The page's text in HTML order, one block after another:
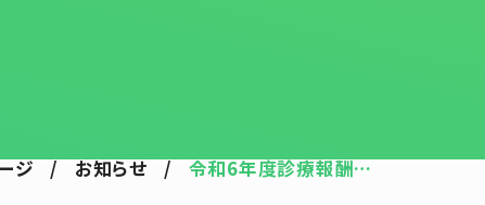
ジ / お知らせ / 令和6年度診療報酬…